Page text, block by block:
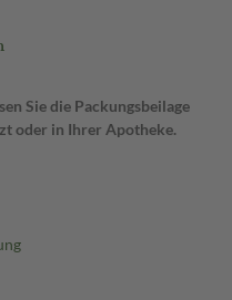
Sie die Packungsbeilage
oder in Ihrer Apotheke.